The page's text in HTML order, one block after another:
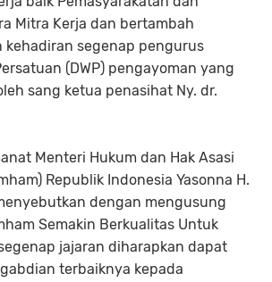
Mitra Kerja dan bertambah
kehadiran segenap pengurus
(DWP) pengayoman yang
sang ketua penasihat Ny. dr.
Menteri Hukum dan Hak Asasi
Republik Indonesia Yasonna H.
dengan mengusung
Semakin Berkualitas Untuk
jajaran diharapkan dapat
terbaiknya kepada